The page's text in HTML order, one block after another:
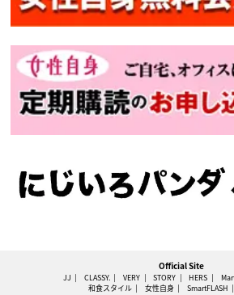
Official Site
JJ CLASSY. VERY STORY HERS
和食スタイル
女性自身 SmartFLASH